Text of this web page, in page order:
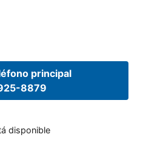
principal
8879
disponible